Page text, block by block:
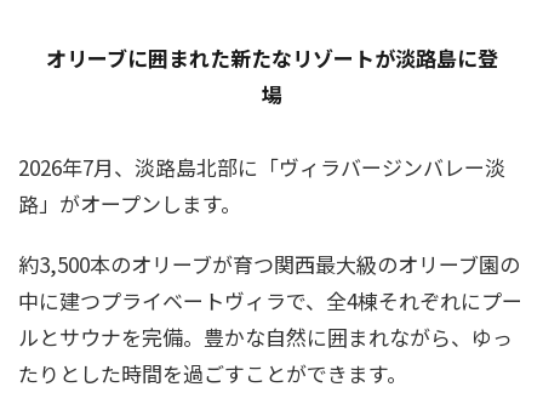
オリーブに囲まれた新たなリゾートが淡路島に登
場
2026年7月、淡路島北部に「ヴィラバージンバレー淡
路」がオープンします。
約3,500本のオリーブが育つ関西最大級のオリーブ園の
中に建つプライベートヴィラで、全4棟それぞれにプー
ルとサウナを完備。豊かな自然に囲まれながら、ゆっ
たりとした時間を過ごすことができます。